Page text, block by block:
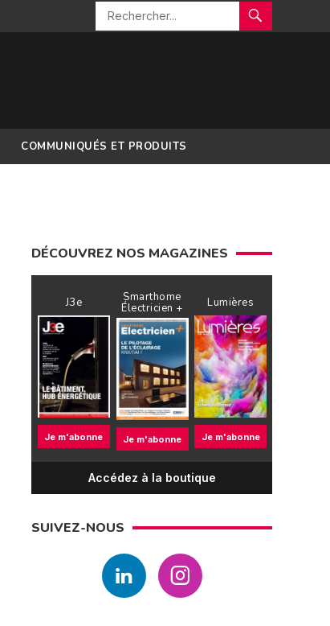
COMMUNIQUÉS ET PRODUITS
DÉCOUVREZ NOS MAGAZINES
J3e
Je m'abonne
Smarthome
Électricien +
Je m'abonne
Lumières
Je m'abonne
Accédez à la boutique
SUIVEZ-NOUS